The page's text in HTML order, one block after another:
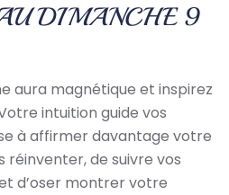
DIMANCHE 9
aura magnétique et inspirez
intuition guide vos
à affirmer davantage votre
réinventer, de suivre vos
d’oser montrer votre